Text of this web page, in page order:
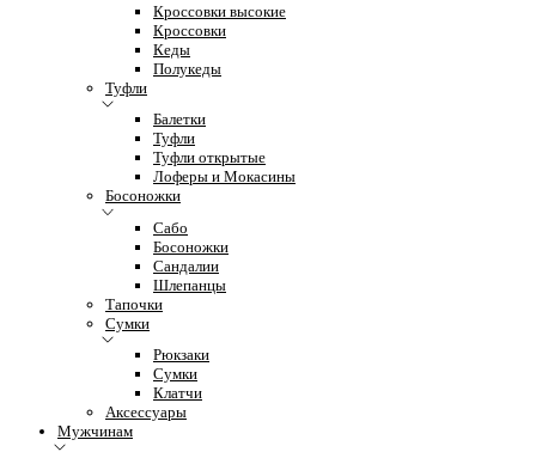
Кроссовки высокие
Кроссовки
Кеды
Полукеды
Туфли
Балетки
Туфли
Туфли открытые
Лоферы и Мокасины
Босоножки
Сабо
Босоножки
Сандалии
Шлепанцы
Тапочки
Сумки
Рюкзаки
Сумки
Клатчи
Аксессуары
Мужчинам